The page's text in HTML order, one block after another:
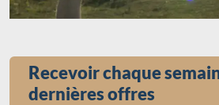
Recevoir chaque
dernières offres